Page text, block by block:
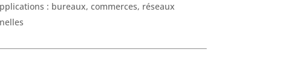
: bureaux, commerces, réseaux